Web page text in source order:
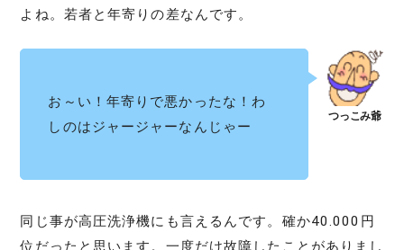
よね。若者と年寄りの差なんです。
お～い！年寄りで悪かったな！わ
しのはジャージャーなんじゃー
同じ事が高圧洗浄機にも言えるんです。確か40.000円
位だったと思います。一度だけ故障したことがありまし